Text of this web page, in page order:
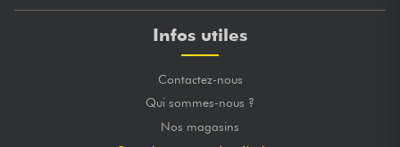
Infos utiles
Contactez-nous
Qui sommes-nous ?
Nos magasins